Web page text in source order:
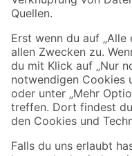
Sicher einkaufen
Jetzt die toom-App